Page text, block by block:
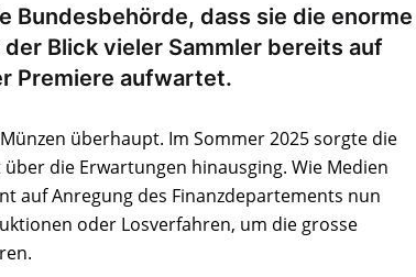
Bundesbehörde, dass sie die enorme
Blick vieler Sammler bereits auf
Premiere aufwartet.
überhaupt. Im Sommer 2025 sorgte die
die Erwartungen hinausging. Wie Medien
auf Anregung des Finanzdepartements nun
oder Losverfahren, um die grosse